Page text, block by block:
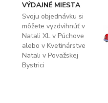
VÝDAJNÉ MIESTA
Svoju objednávku si
môžete vyzdvihnúť v
Natali XL v Púchove
alebo v Kvetinárstve
Natali v Považskej
Bystrici